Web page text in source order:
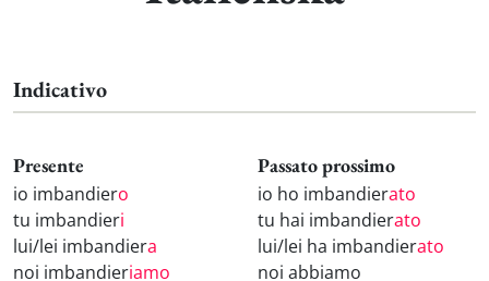
Indicativo
Presente
io imbandiero
tu imbandieri
lui/lei imbandiera
noi imbandieriamo
Passato prossimo
io ho imbandierato
tu hai imbandierato
lui/lei ha imbandierato
noi abbiamo